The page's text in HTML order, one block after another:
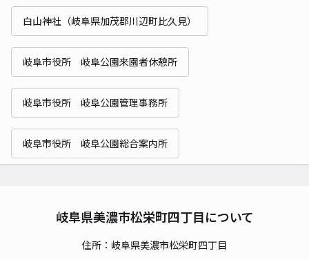
白山神社（岐阜県加茂郡川辺町比久見）
岐阜市役所 岐阜公園来園者休憩所
岐阜市役所 岐阜公園管理事務所
岐阜市役所 岐阜公園総合案内所
岐阜県美濃市松栄町四丁目について
住所：岐阜県美濃市松栄町四丁目